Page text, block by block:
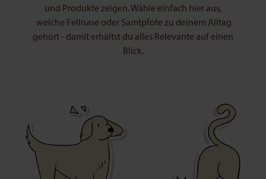
und Produkte zeigen. Wähle einfach hier aus,
welche Fellnase oder Samtpfote zu deinem Alltag
gehört - damit erhältst du alles Relevante auf einen
Blick.